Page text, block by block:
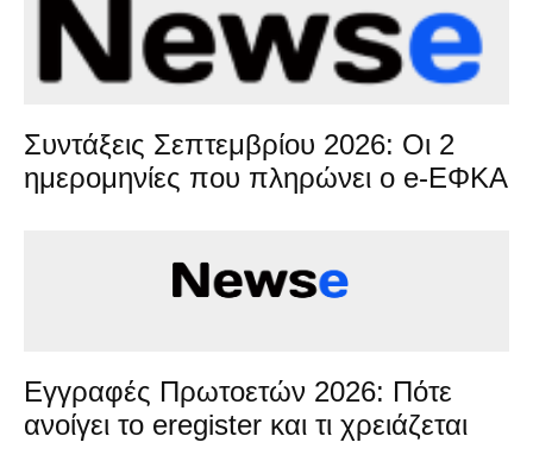
Συντάξεις Σεπτεμβρίου 2026: Οι 2
ημερομηνίες που πληρώνει ο e-ΕΦΚΑ
Εγγραφές Πρωτοετών 2026: Πότε
ανοίγει το eregister και τι χρειάζεται